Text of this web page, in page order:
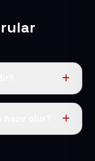
Bu bedele alan